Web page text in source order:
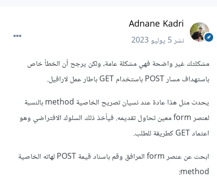
Adnane Kadri
نشر5 يوليو 2023
مشكلتك غير واضحة فهي مشكلة عامة، ولكن يرجح أن الخطأ خاص
باستهداف مسار POST باستخدام GET باطار عمل لارافيل.
يحدث مثل هذا عادة عند نسيان تصريح الخاصية method بالنسبة
لعنصر form معين تحاول تقديمه. فيأخذ ذلك السلوك الافتراضي وهو
اعتماد GET كطريقة للطلب.
ابحث عن عنصر form المرافق وقم باسناد قيمة POST لهاته الخاصية
method: